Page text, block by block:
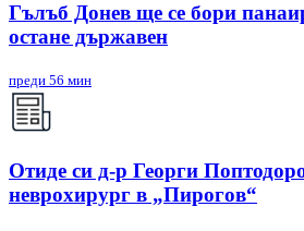
Гълъб Донев ще се бори
остане държавен
преди 56 мин
Отиде си д-р Георги
неврохирург в „Пирогов“